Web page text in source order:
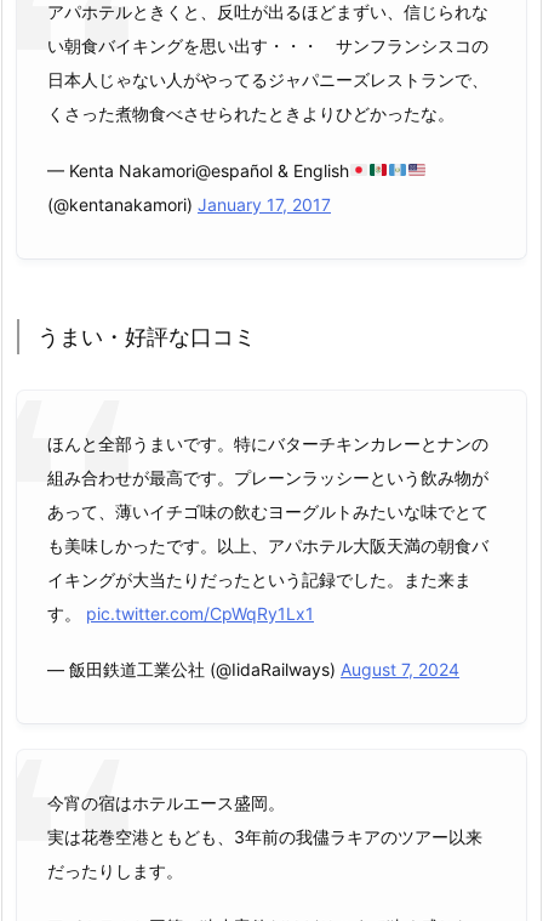
アパホテルときくと、反吐が出るほどまずい、信じられな
い朝食バイキングを思い出す・・・ サンフランシスコの
日本人じゃない人がやってるジャパニーズレストランで、
くさった煮物食べさせられたときよりひどかったな。
— Kenta Nakamori@español & English
(@kentanakamori) January 17, 2017
うまい・好評な口コミ
ほんと全部うまいです。特にバターチキンカレーとナンの
組み合わせが最高です。プレーンラッシーという飲み物が
あって、薄いイチゴ味の飲むヨーグルトみたいな味でとて
も美味しかったです。以上、アパホテル大阪天満の朝食バ
イキングが大当たりだったという記録でした。また来ま
す。 pic.twitter.com/CpWqRy1Lx1
— 飯田鉄道工業公社 (@IidaRailways) August 7, 2024
今宵の宿はホテルエース盛岡。
実は花巻空港ともども、3年前の我儘ラキアのツアー以来
だったりします。